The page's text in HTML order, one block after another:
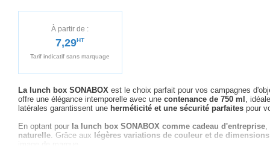
À partir de :
7,29HT
Tarif indicatif sans marquage
La lunch box SONABOX est le choix parfait pour vos campagnes
offre une élégance intemporelle avec une contenance de 750 ml ,
latérales garantissent une herméticité et une sécurité parfaites pour
En optant pour la lunch box SONABOX comme cadeau d'entreprise,
naturelle. Grâce aux légères variations de couleur et de
image de marque.